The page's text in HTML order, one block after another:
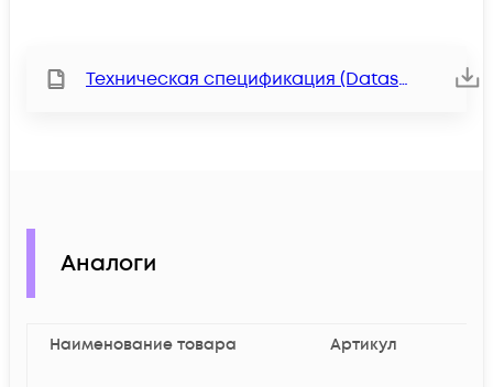
Техническая спецификация (Datasheet)
Аналоги
Наименование товара Артикул